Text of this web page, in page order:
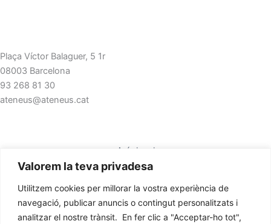
Valorem la teva privadesa
Utilitzem cookies per millorar la vostra experiència de
navegació, publicar anuncis o contingut personalitzats i
analitzar el nostre trànsit. En fer clic a "Acceptar-ho tot",
Plaça Víctor Balaguer, 5 1r
08003 Barcelona
93 268 81 30
ateneus@ateneus.cat
Avís legal
Polítiques de privacitat